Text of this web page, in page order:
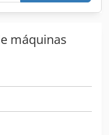
máquinas